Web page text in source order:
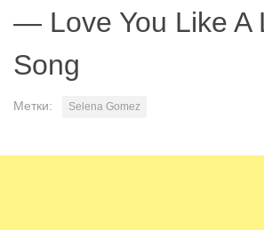
— Love You Like A
Song
Метки: Selena Gomez